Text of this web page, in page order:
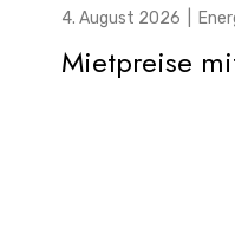
4. August 2026
Mietpreise